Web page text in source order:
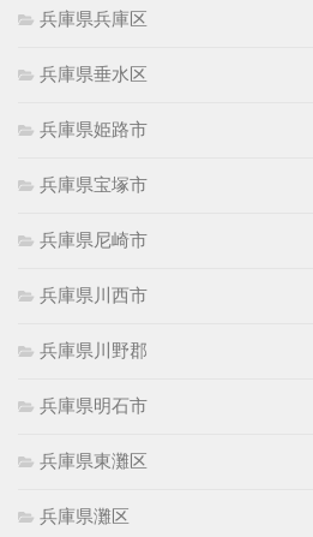
兵庫県兵庫区
兵庫県垂水区
兵庫県姫路市
兵庫県宝塚市
兵庫県尼崎市
兵庫県川西市
兵庫県川野郡
兵庫県明石市
兵庫県東灘区
兵庫県灘区